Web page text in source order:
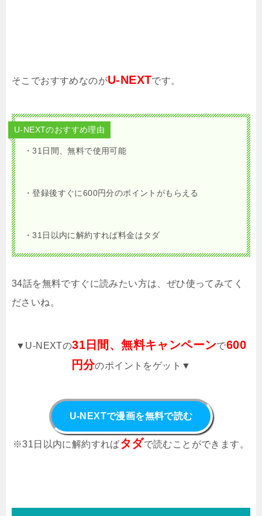
そこでおすすめなのがU-NEXTです。
U-NEXTのおすすめ理由
・31日間、無料で使用可能
・登録後すぐに600円分のポイントがもらえる
・31日以内に解約すれば料金はタダ
34話を無料ですぐに読みたい方は、ぜひ使ってみてく
ださいね。
▼U-NEXTの31日間、無料キャンペーンで600
円分のポイントをゲット▼
U-NEXTで漫画を無料で読む
※31日以内に解約すればタダで読むことができます。